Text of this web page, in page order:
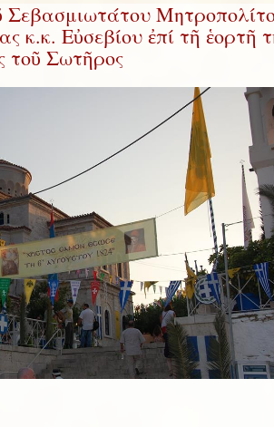
κ.κ. Εὐσεβίου ἐπί τῆ ἑορτῆ
Σωτῆρος